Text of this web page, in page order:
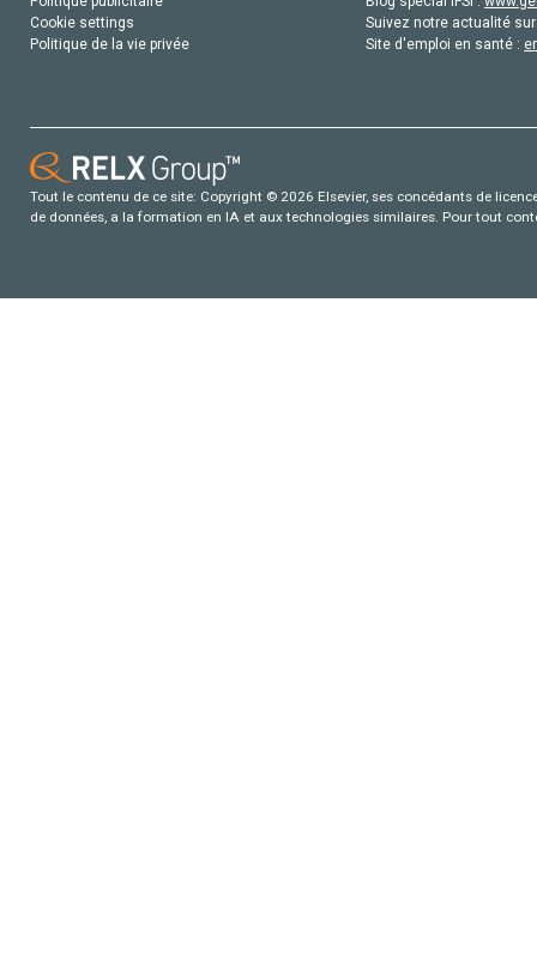
Cookie settings
Politique de la vie privée
Suivez notre actualité
Site d'emploi en santé :
Tout le contenu de ce site: Copyright © 2026 Elsevier, ses concédants de
de données, a la formation en IA et aux technologies similaires. Pour tout